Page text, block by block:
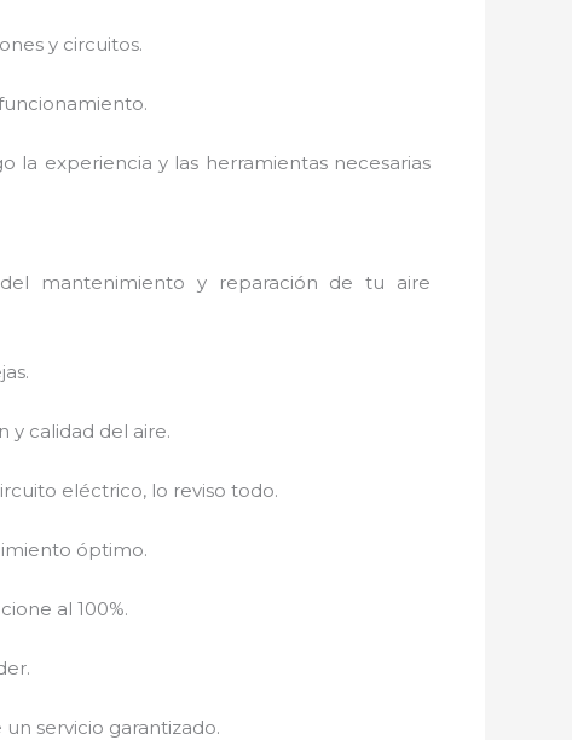
y circuitos.
la experiencia y las herramientas necesarias
mantenimiento y reparación de tu aire
y calidad del aire.
eléctrico, lo reviso todo.
óptimo.
al 100%.
servicio garantizado.